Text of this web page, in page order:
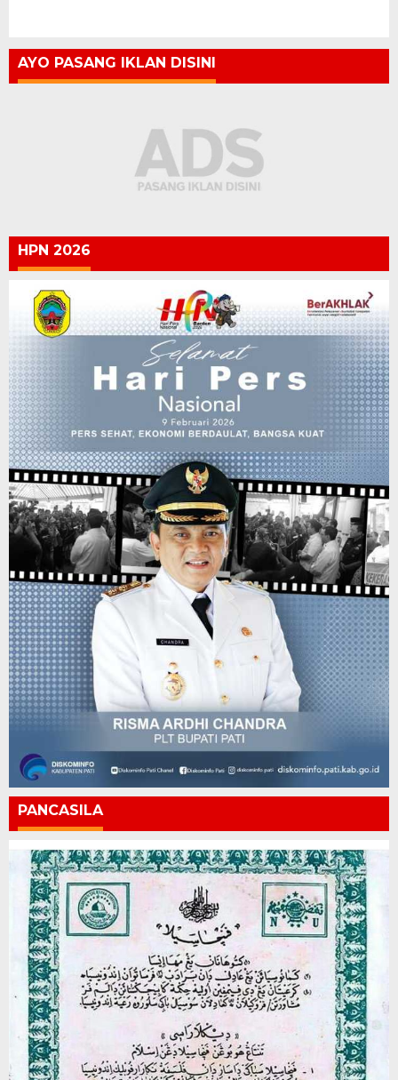
AYO PASANG IKLAN DISINI
HPN 2026
PANCASILA